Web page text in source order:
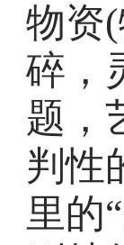
物资
碎，
题，
判性
里的